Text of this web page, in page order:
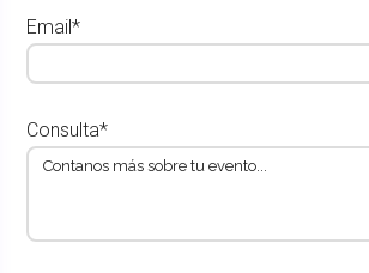
Email*
Consulta*